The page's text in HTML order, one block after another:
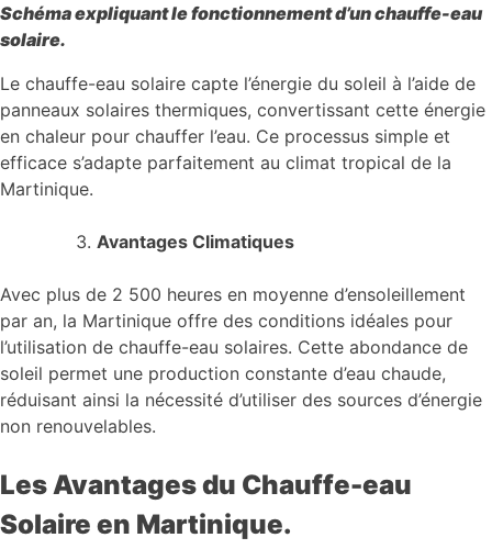
Schéma expliquant le fonctionnement d’un chauffe-eau
solaire.
Le chauffe-eau solaire capte l’énergie du soleil à l’aide de
panneaux solaires thermiques, convertissant cette énergie
en chaleur pour chauffer l’eau. Ce processus simple et
efficace s’adapte parfaitement au climat tropical de la
Martinique.
Avantages Climatiques
Avec plus de 2 500 heures en moyenne d’ensoleillement
par an, la Martinique offre des conditions idéales pour
l’utilisation de chauffe-eau solaires. Cette abondance de
soleil permet une production constante d’eau chaude,
réduisant ainsi la nécessité d’utiliser des sources d’énergie
non renouvelables.
Les Avantages du Chauffe-eau
Solaire en Martinique.